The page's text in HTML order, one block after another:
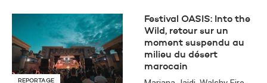
REPORTAGE
Festival OASIS: Into the
Wild, retour sur un
moment suspendu au
milieu du désert
marocain